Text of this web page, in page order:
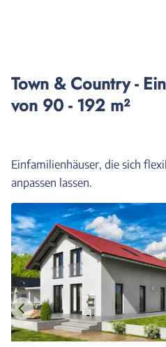
Town & Country -
von 90 - 192 m²
Einfamilienhäuser, die sich
anpassen lassen.
Vorheriges
Haus